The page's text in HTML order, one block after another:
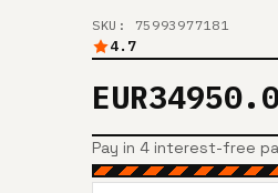
SKU: 75993977181
4.7
Pay in 4 interest-free